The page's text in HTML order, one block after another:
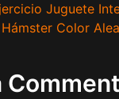
Juguete
Hámster Color
Comment